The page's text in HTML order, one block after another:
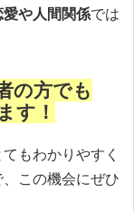
愛や人間関係では
の方でも
す！
もわかりやすく
この機会にぜひ